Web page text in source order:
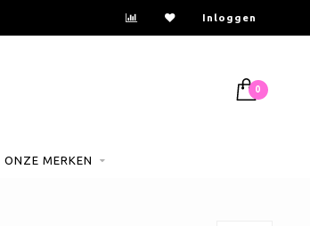
Inloggen
0
ONZE MERKEN